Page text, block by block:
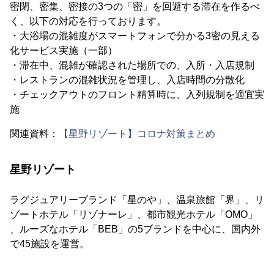
密閉、密集、密接の3つの「密」を回避する滞在を作るべ
く、以下の対応を行っております。
・大浴場の混雑度がスマートフォンで分かる3密の見える
化サービス実施（一部）
・滞在中、混雑が確認された場所での、入所・入店規制
・レストランの混雑状況を管理し、入店時間の分散化
・チェックアウトのフロント精算時に、入列規制を適宜実
施
関連資料： 【星野リゾート】コロナ対策まとめ
星野リゾート
ラグジュアリーブランド「星のや」、温泉旅館「界」、リ
ゾートホテル「リゾナーレ」、都市観光ホテル「OMO」
、ルーズなホテル「BEB」の5ブランドを中心に、国内外
で45施設を運営。